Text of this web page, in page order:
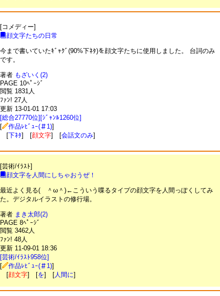
[コメディー]
顔文字たちの日常
今まで書いていたｷﾞｬｸﾞ(90%下ﾈﾀ)を顔文字たちに使用しました。 台詞のみ
です。
著者 もざいく(2)
PAGE 10ﾍﾟｰｼﾞ
閲覧 1831人
ﾌｧﾝ! 27人
更新 13-01-01 17:03
[総合27770位][ｼﾞｬﾝﾙ1260位]
[
作品ﾚﾋﾞｭｰ(＃1)]
[下ﾈﾀ] [顔文字] [会話文のみ]
[芸術/ｲﾗｽﾄ]
顔文字を人間にしちゃおうぜ！
最近よく見る( ＾ω＾)←こういう喋るタイプの顔文字を人間っぽくしてみ
た。デジタルイラストの修行場。
著者 まき太郎(2)
PAGE 8ﾍﾟｰｼﾞ
閲覧 3462人
ﾌｧﾝ! 48人
更新 11-09-01 18:36
[芸術/ｲﾗｽﾄ958位]
[
作品ﾚﾋﾞｭｰ(＃1)]
[顔文字] [を] [人間に]